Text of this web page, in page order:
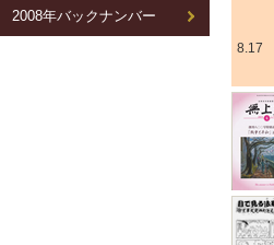
2008年バックナンバー
8.17